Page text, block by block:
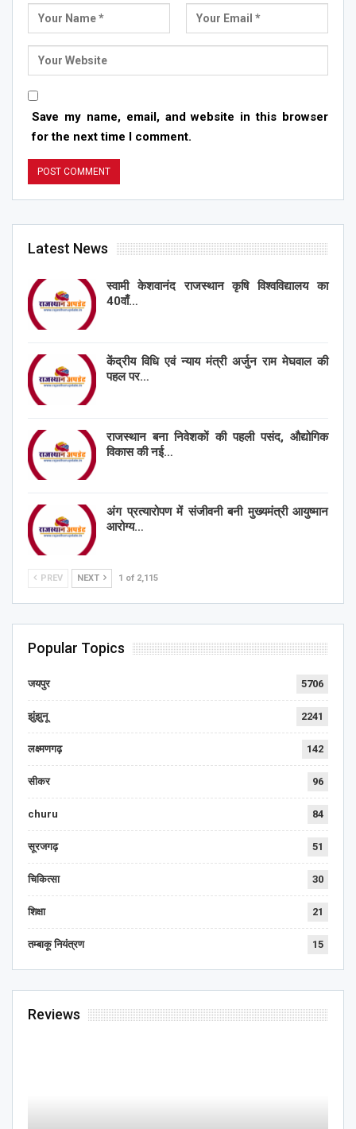
Save my name, email, and website in this browser
for the next time I comment.
Latest News
स्वामी केशवानंद राजस्थान कृषि विश्वविद्यालय का
40वाँ…
केंद्रीय विधि एवं न्याय मंत्री अर्जुन राम मेघवाल की
पहल पर…
राजस्थान बना निवेशकों की पहली पसंद, औद्योगिक
विकास की नई…
अंग प्रत्यारोपण में संजीवनी बनी मुख्यमंत्री आयुष्मान
आरोग्य…
PREV NEXT 1 of 2,115
Popular Topics
जयपुर 5706
झुंझुनू 2241
लक्ष्मणगढ़ 142
सीकर 96
churu 84
सूरजगढ़ 51
चिकित्सा 30
शिक्षा 21
तम्बाकू नियंत्रण 15
Reviews